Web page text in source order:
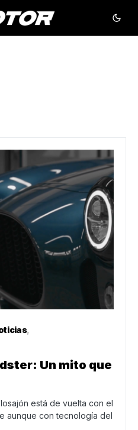
Un mito que
está de vuelta con el
aunque con tecnología del